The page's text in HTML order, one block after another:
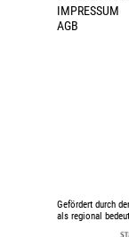
IMPRESSUM
AGB
Gefördert durch
als regional